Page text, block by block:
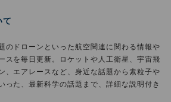
て
のドローンといった航空関連に関わる情報や
スを毎日更新。ロケットや人工衛星、宇宙飛
、エアレースなど、身近な話題から素粒子や
った、最新科学の話題まで、詳細な説明付き